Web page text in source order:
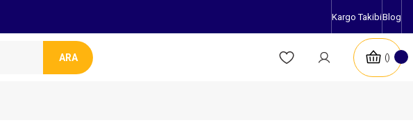
Kargo TakibiBlog
ARA